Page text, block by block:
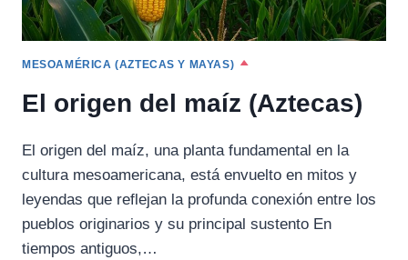
MESOAMÉRICA (AZTECAS Y MAYAS)
El origen del maíz (Aztecas)
El origen del maíz, una planta fundamental en la
cultura mesoamericana, está envuelto en mitos y
leyendas que reflejan la profunda conexión entre los
pueblos originarios y su principal sustento En
tiempos antiguos,…